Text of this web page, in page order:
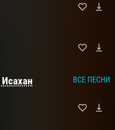
ВСЕ ПЕСНИ